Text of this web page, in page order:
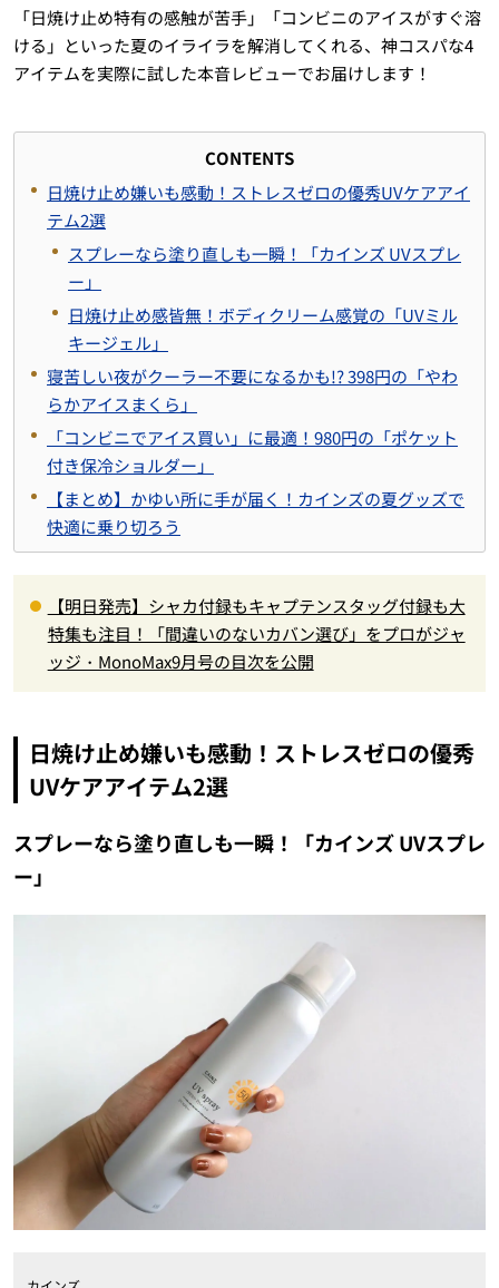
「日焼け止め特有の感触が苦手」「コンビニのアイスがすぐ溶
ける」といった夏のイライラを解消してくれる、神コスパな4
アイテムを実際に試した本音レビューでお届けします！
CONTENTS
日焼け止め嫌いも感動！ストレスゼロの優秀UVケアアイ
テム2選
スプレーなら塗り直しも一瞬！「カインズ UVスプレ
ー」
日焼け止め感皆無！ボディクリーム感覚の「UVミル
キージェル」
寝苦しい夜がクーラー不要になるかも!? 398円の「やわ
らかアイスまくら」
「コンビニでアイス買い」に最適！980円の「ポケット
付き保冷ショルダー」
【まとめ】かゆい所に手が届く！カインズの夏グッズで
快適に乗り切ろう
【明日発売】シャカ付録もキャプテンスタッグ付録も大
特集も注目！「間違いのないカバン選び」をプロがジャ
ッジ・MonoMax9月号の目次を公開
日焼け止め嫌いも感動！ストレスゼロの優秀
UVケアアイテム2選
スプレーなら塗り直しも一瞬！「カインズ UVスプレ
ー」